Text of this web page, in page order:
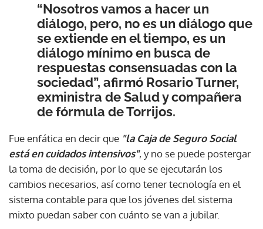
“Nosotros vamos a hacer un
diálogo, pero, no es un diálogo que
se extiende en el tiempo, es un
diálogo mínimo en busca de
respuestas consensuadas con la
sociedad”, afirmó Rosario Turner,
exministra de Salud y compañera
de fórmula de Torrijos.
Fue enfática en decir que "la Caja de Seguro Social
está en cuidados intensivos", y no se puede postergar
la toma de decisión, por lo que se ejecutarán los
cambios necesarios, así como tener tecnología en el
sistema contable para que los jóvenes del sistema
mixto puedan saber con cuánto se van a jubilar.